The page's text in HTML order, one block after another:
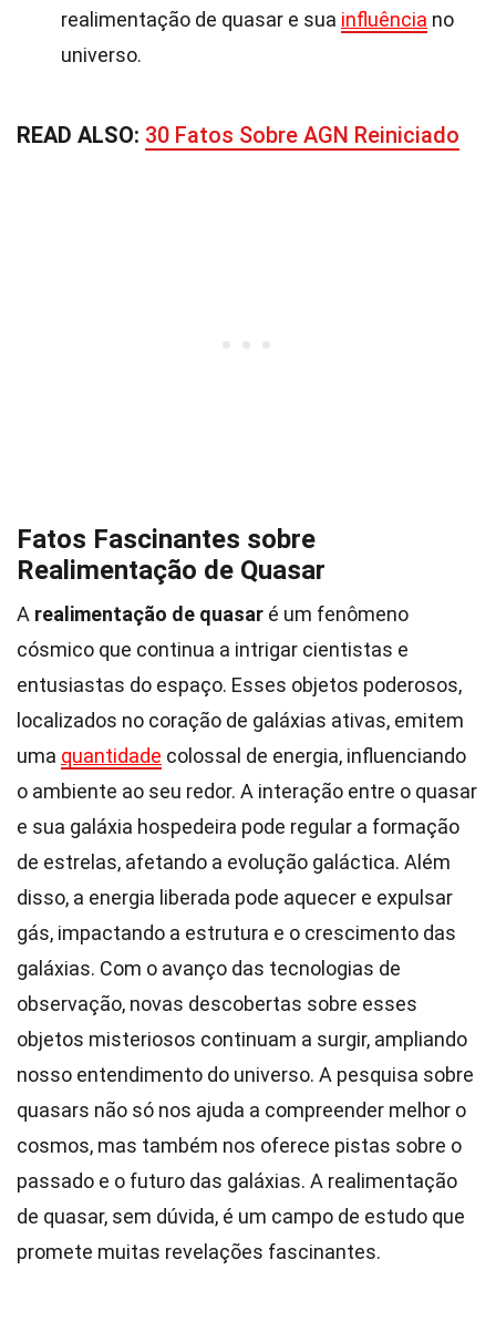
realimentação de quasar e sua influência no
universo.
READ ALSO: 30 Fatos Sobre AGN Reiniciado
Fatos Fascinantes sobre
Realimentação de Quasar
A realimentação de quasar é um fenômeno
cósmico que continua a intrigar cientistas e
entusiastas do espaço. Esses objetos poderosos,
localizados no coração de galáxias ativas, emitem
uma quantidade colossal de energia, influenciando
o ambiente ao seu redor. A interação entre o quasar
e sua galáxia hospedeira pode regular a formação
de estrelas, afetando a evolução galáctica. Além
disso, a energia liberada pode aquecer e expulsar
gás, impactando a estrutura e o crescimento das
galáxias. Com o avanço das tecnologias de
observação, novas descobertas sobre esses
objetos misteriosos continuam a surgir, ampliando
nosso entendimento do universo. A pesquisa sobre
quasars não só nos ajuda a compreender melhor o
cosmos, mas também nos oferece pistas sobre o
passado e o futuro das galáxias. A realimentação
de quasar, sem dúvida, é um campo de estudo que
promete muitas revelações fascinantes.